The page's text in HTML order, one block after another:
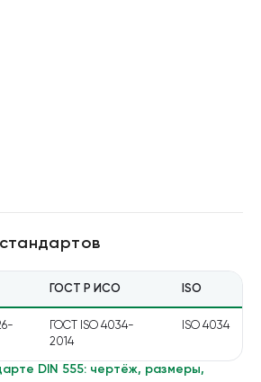
ГОСТ Р ИСО ISO
ГОСТ ISO 4034-
2014
ISO 4034
DIN 555: чертёж, размеры,